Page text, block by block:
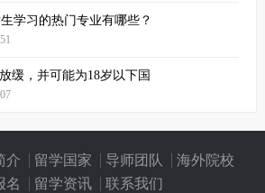
学习的热门专业有哪些？
缓，并可能为18岁以下国
介 留学国家 导师团队
海外院校
名
留学资讯 联系我们